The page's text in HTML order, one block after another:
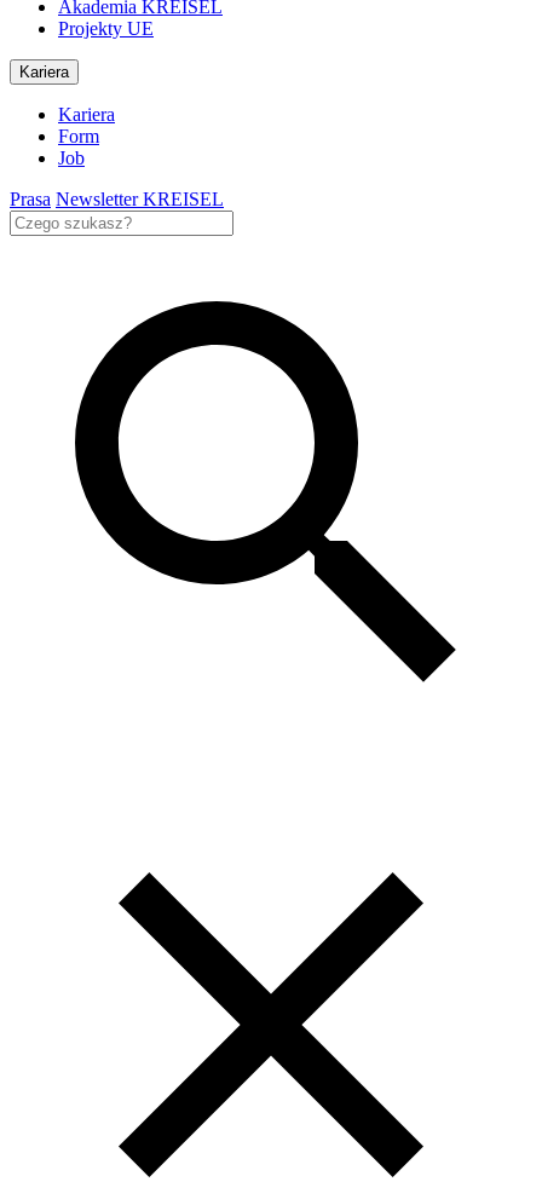
Akademia KREISEL
Projekty UE
Kariera
Kariera
Form
Job
Prasa Newsletter KREISEL